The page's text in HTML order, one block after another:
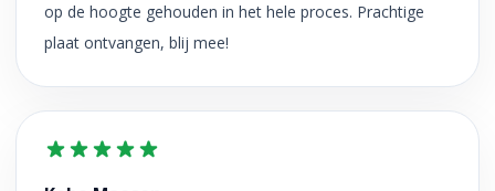
op de hoogte gehouden in het hele proces. Prachtige
plaat ontvangen, blij mee!